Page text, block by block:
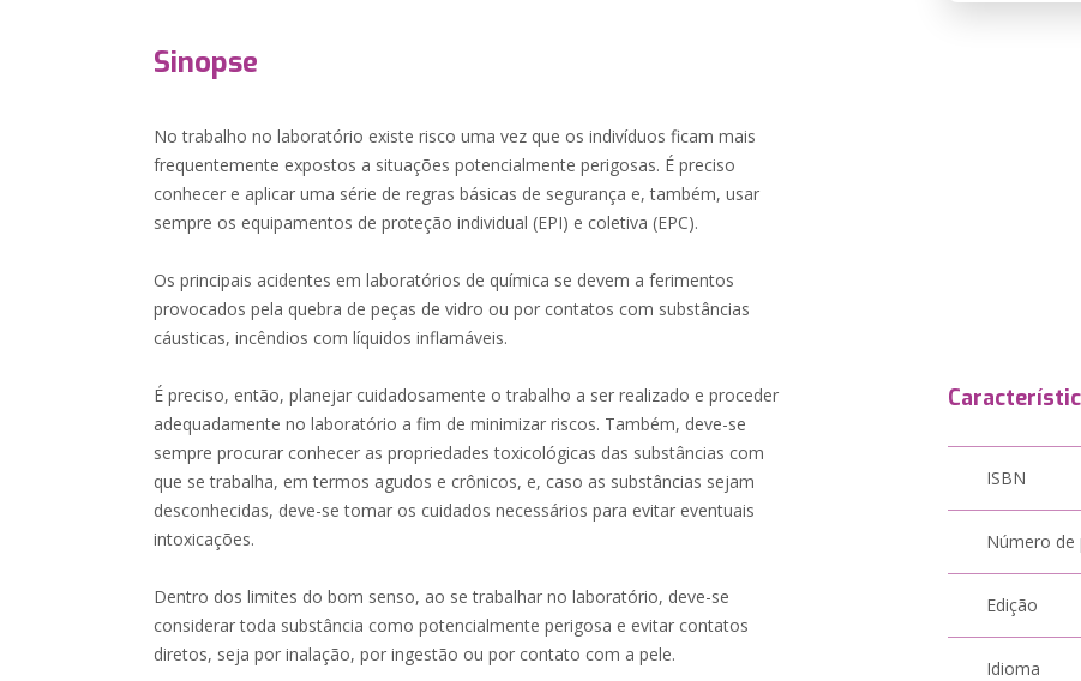
Sinopse
No trabalho no laboratório existe risco uma vez que os indivíduos ficam mais
frequentemente expostos a situações potencialmente perigosas. É preciso
conhecer e aplicar uma série de regras básicas de segurança e, também, usar
sempre os equipamentos de proteção individual (EPI) e coletiva (EPC).
Os principais acidentes em laboratórios de química se devem a ferimentos
provocados pela quebra de peças de vidro ou por contatos com substâncias
cáusticas, incêndios com líquidos inflamáveis.
É preciso, então, planejar cuidadosamente o trabalho a ser realizado e proceder
adequadamente no laboratório a fim de minimizar riscos. Também, deve-se
sempre procurar conhecer as propriedades toxicológicas das substâncias com
que se trabalha, em termos agudos e crônicos, e, caso as substâncias sejam
desconhecidas, deve-se tomar os cuidados necessários para evitar eventuais
intoxicações.
Dentro dos limites do bom senso, ao se trabalhar no laboratório, deve-se
considerar toda substância como potencialmente perigosa e evitar contatos
diretos, seja por inalação, por ingestão ou por contato com a pele.
ISBN
Número de
Edição
Idioma